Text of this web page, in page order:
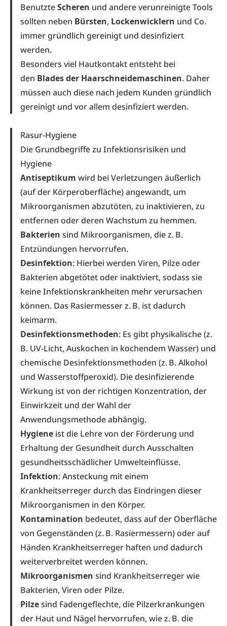
BenutzteScheren und andere verunreinigte Tools
sollten neben Bürsten, Lockenwicklern und Co.
immer gründlich gereinigt und desinfiziert
werden.
Besonders viel Hautkontakt entsteht bei
den Blades der Haarschneidemaschinen. Daher
müssen auch diese nach jedem Kunden gründlich
gereinigt und vor allem desinfiziert werden.
Rasur-Hygiene
Die Grundbegriffe zu Infektionsrisiken und
Hygiene
Antiseptikum wird bei Verletzungen äußerlich
(auf der Körper­oberfläche) angewandt, um
Mikroorganismen abzutöten, zu inaktivieren, zu
entfernen oder deren Wachstum zu hemmen.
Bakterien sind Mikroorganismen, die z. B.
Entzündungen hervorrufen.
Desinfektion: Hierbei werden Viren, Pilze oder
Bakterien abgetötet oder inaktiviert, sodass sie
keine Infektionskrankheiten mehr verursachen
können. Das Rasiermesser z. B. ist dadurch
keimarm.
Desinfektionsmethoden: Es gibt physikalische (z.
B. UV-Licht, Auskochen in kochendem Wasser) und
chemische Desinfektionsmethoden (z. B. Alkohol
und Wasserstoffperoxid). Die desinfizierende
Wirkung ist von der richtigen Konzentration, der
Einwirkzeit und der Wahl der
Anwendungsmethode abhängig.
Hygiene ist die Lehre von der Förderung und
Erhaltung der ­Gesundheit durch Ausschalten
gesundheitsschädlicher Umwelteinflüsse.
Infektion: Ansteckung mit einem
Krankheitserreger durch das Eindringen dieser
Mikroorganismen in den Körper.
Kontamination bedeutet, dass auf der Oberfläche
von Gegenständen (z. B. Rasiermessern) oder auf
Händen Krankheitserreger haften und dadurch
weiterverbreitet werden können.
Mikroorganismen sind Krankheitserreger wie
Bakterien, Viren oder Pilze.
Pilzesind Fadengeflechte, die Pilzerkrankungen
der Haut und Nägel hervorrufen, wie z. B. die